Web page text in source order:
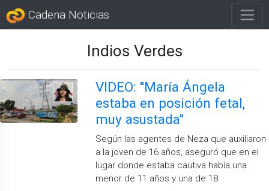
Cadena Noticias
Indios Verdes
VIDEO: ''María Ángela
estaba en posición fetal,
muy asustada''
Según las agentes de Neza que auxiliaron
a la joven de 16 años, aseguró que en el
lugar donde estaba cautiva había una
menor de 11 años y una de 18